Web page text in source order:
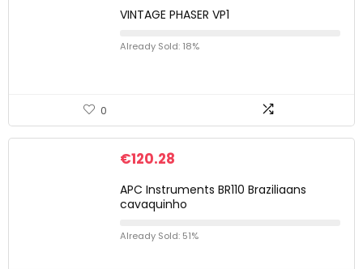
VINTAGE PHASER VP1
Already Sold: 18%
0
€120.28
APC Instruments BR110 Braziliaans
cavaquinho
Already Sold: 51%